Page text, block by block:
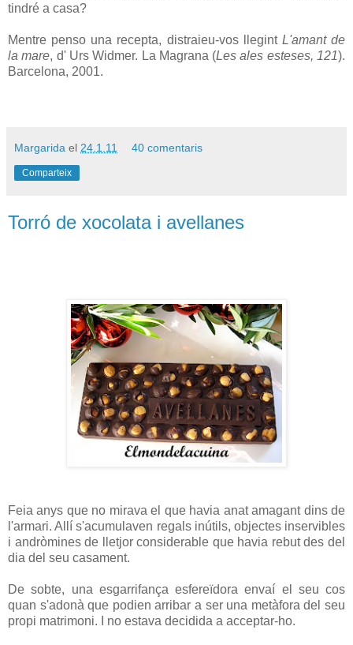
tindré a casa?
Mentre penso una recepta, distraieu-vos llegintL'amant de
la mare, d' Urs Widmer. La Magrana (Les ales esteses, 121).
Barcelona, 2001.
Margarida el 24.1.11 40 comentaris
Comparteix
Torró de xocolata i avellanes
Feia anys que no mirava el que havia anat amagant dins de
l'armari. Allí s'acumulaven regals inútils, objectes inservibles
i andròmines de lletjor considerable que havia rebut des del
dia del seu casament.
De sobte, una esgarrifança esfereïdora envaí el seu cos
quan s'adonà que podien arribar a ser una metàfora del seu
propi matrimoni. I no estava decidida a acceptar-ho.